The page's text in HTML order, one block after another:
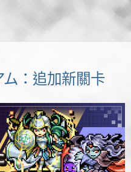
：追加新關卡